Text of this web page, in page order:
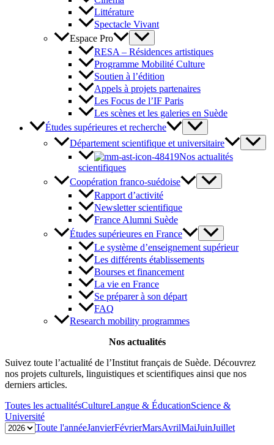
Littérature
Spectacle Vivant
Espace Pro
RESA – Résidences artistiques
Programme Mobilité Culture
Soutien à l’édition
Appels à projets partenaires
Les Focus de l’IF Paris
Les scènes et les galeries en Suède
Études supérieures et recherche
Département scientifique et universitaire
Nos actualités
scientifiques
Coopération franco-suédoise
Rapport d’activité
Newsletter scientifique
France Alumni Suède
Études supérieures en France
Le système d’enseignement supérieur
Les différents établissements
Bourses et financement
La vie en France
Se préparer à son départ
FAQ
Research mobility programmes
Nos actualités
Suivez toute l’actualité de l’Institut français de Suède. Découvrez
nos projets culturels, linguistiques et scientifiques ainsi que nos
derniers articles.
Toutes les actualitésCultureLangue & ÉducationScience &
Université
Toute l'annéeJanvierFévrierMarsAvrilMaiJuinJuillet